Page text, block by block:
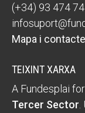
(+34) 93 474
Mapa i contacte
TEIXINT XARXA
A Fundesplai
Tercer Sector